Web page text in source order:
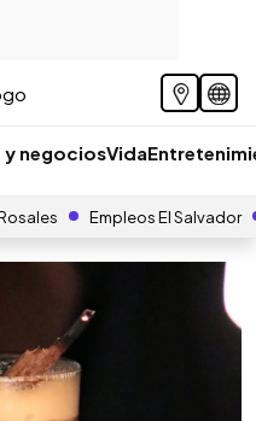
y negociosVida
Empleos El Salvador